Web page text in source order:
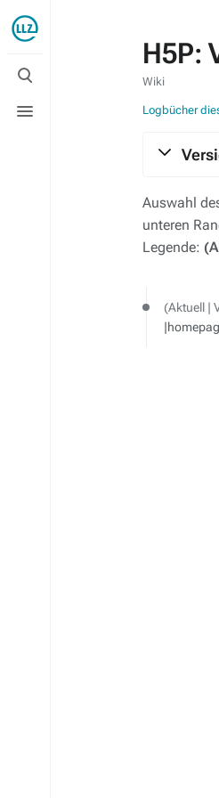
Suche
umschalten
umschalten
H5P:
Wiki
Logbücher
Auswahl
unteren
Legende:
Februar
2021
Aktuell